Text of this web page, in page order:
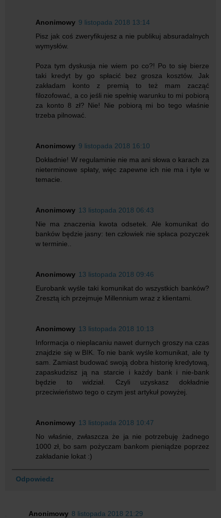
Anonimowy 9 listopada 2018 13:14
Pisz jak coś zweryfikujesz a nie publikuj absuradalnych
wymysłów.
Poza tym dyskusja nie wiem po co?! Po to się bierze
taki kredyt by go spłacić bez grosza kosztów. Jak
zakładam konto z premią to też mam zacząć
filozofować, a co jeśli nie spełnię warunku to mi pobiorą
za konto 8 zł? Nie! Nie pobiorą mi bo tego właśnie
trzeba pilnować.
Anonimowy 9 listopada 2018 16:10
Dokładnie! W regulaminie nie ma ani słowa o karach za
nieterminowe spłaty, więc zapewne ich nie ma i tyle w
temacie.
Anonimowy 13 listopada 2018 06:43
Nie ma znaczenia kwota odsetek. Ale komunikat do
banków będzie jasny: ten człowiek nie spłaca pozyczek
w terminie..
Anonimowy 13 listopada 2018 09:46
Eurobank wyśle taki komunikat do wszystkich banków?
Zresztą ich przejmuje Millennium wraz z klientami.
Anonimowy 13 listopada 2018 10:13
Informacja o nieplacaniu nawet durnych groszy na czas
znajdzie się w BIK. To nie bank wyśle komunikat, ale ty
sam. Zamiast budować swoją dobra historię kredytową,
zapaskudzisz ją na starcie i każdy bank i nie-bank
będzie to widział. Czyli uzyskasz dokładnie
przeciwieństwo tego o czym jest artykuł powyżej.
Anonimowy 13 listopada 2018 10:47
No właśnie, zwłaszcza że ja nie potrzebuję żadnego
1000 zł, bo sam pożyczam bankom pieniądze poprzez
zakładanie lokat :)
Odpowiedz
Anonimowy 8 listopada 2018 21:29